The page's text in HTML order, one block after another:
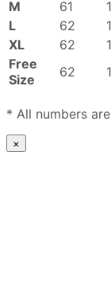
M
61
L
62
XL
62
Free
Size
62
* All numbers
×